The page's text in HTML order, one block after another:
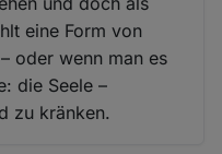
eine Form von
oder wenn man es
die Seele –
zu kränken.